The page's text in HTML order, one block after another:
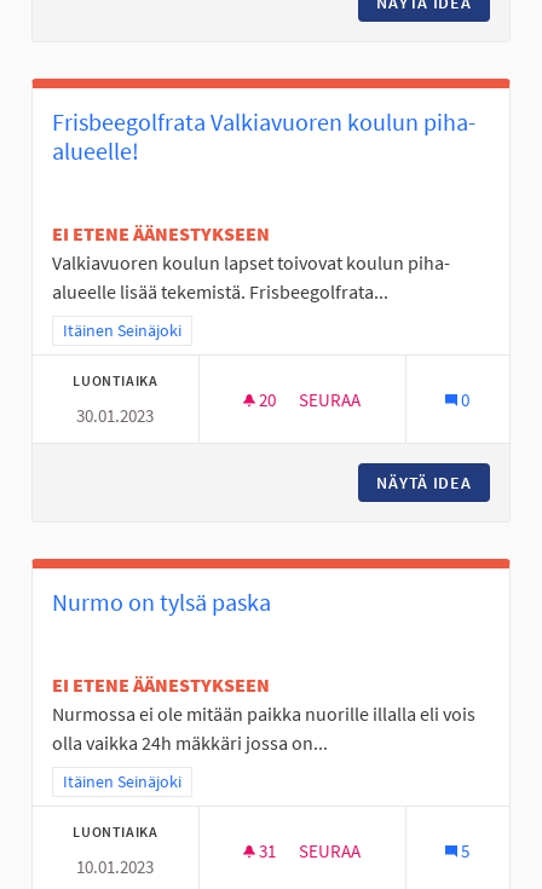
Frisbeegolfrata Valkiavuoren koulun piha-
alueelle!
EI ETENE ÄÄNESTYKSEEN
Valkiavuoren koulun lapset toivovat koulun piha-
alueelle lisää tekemistä. Frisbeegolfrata...
Rajaa tulokset teeman mukaan: Itäinen Seinäjoki
Itäinen Seinäjoki
LUONTIAIKA
30.01.2023
20 20 SEURAAJAA
SEURAA 0
NÄYTÄ IDEA
Nurmo on tylsä paska
EI ETENE ÄÄNESTYKSEEN
Nurmossa ei ole mitään paikka nuorille illalla eli vois
olla vaikka 24h mäkkäri jossa on...
Rajaa tulokset teeman mukaan: Itäinen Seinäjoki
Itäinen Seinäjoki
LUONTIAIKA
10.01.2023
31 31 SEURAAJAA
SEURAA 5